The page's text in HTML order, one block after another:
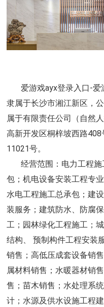
爱游戏ayx登录入口-爱
隶属于长沙市湘江新区 ，
属于有限责任公司（自然
高新开发区桐梓坡西路
11021号。
经营范围：电力工程施
包；机电设备安装工程专
水电工程施工总承包；建
装服务；建筑防水、防腐
工；园林绿化工程施工；
结构、 预制构件工程安装
销售；高低压成套设备销
属材料销售；水暖器材销
售；苗木销售；水处理系
计；水源及供水设施工程